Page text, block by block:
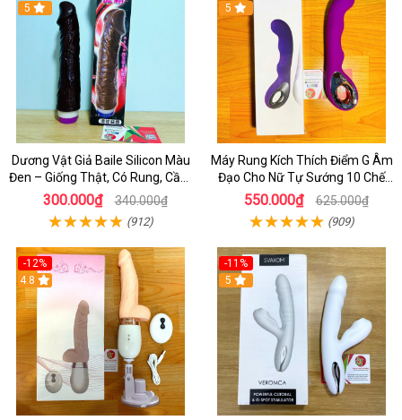
5
Dương Vật Giả Baile Silicon Màu
Đen – Giống Thật, Có Rung, Cầm
Tay Giá Rẻ
300.000₫ 340.000₫
(912)
5
Máy Rung Kích Thích Điểm G Âm
Đạo Cho Nữ Tự Sướng 10 Chế
Độ Rung
550.000₫ 625.000₫
(909)
-12%
4.8
-11%
5